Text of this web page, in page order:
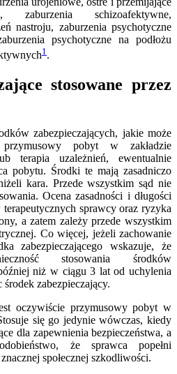
zaburzenia schizoafektywne,
nastroju, zaburzenia psychotyczne
psychotyczne na podłożu
1 .
stosowane przez
zabezpieczających, jakie może
pobyt w zakładzie
terapia uzależnień, ewentualnie
pobytu. Środki te mają zasadniczo
kara. Przede wszystkim sąd nie
Ocena zasadności i długości
sprawcy oraz ryzyka
a zatem zależy przede wszystkim
Co więcej, jeżeli zachowanie
zabezpieczającego wskazuje, że
stosowania środków
niż w ciągu 3 lat od uchylenia
zabezpieczający.
oczywiście przymusowy pobyt w
się go jedynie wówczas, kiedy
dla zapewnienia bezpieczeństwa, a
że sprawca popełni
społecznej szkodliwości.